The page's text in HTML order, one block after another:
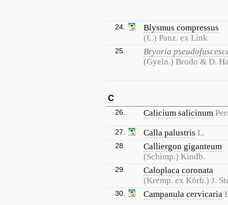
24.
Blysmus compressus
(L.) Panz. ex Link
25.
Bryoria
(Gyeln.) Brodo & D.
C
26. Calicium salicinum
27. Calla palustris L.
28.
Calliergon giganteum
(Schimp.) Kindb.
29.
Caloplaca coronata
(Kremp. ex Körb.) J.
30. Campanula cervicaria